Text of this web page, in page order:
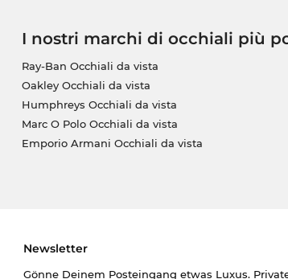
I nostri marchi di occhiali più
Ray-Ban Occhiali da vista
Oakley Occhiali da vista
Humphreys Occhiali da vista
Marc O Polo Occhiali da vista
Emporio Armani Occhiali da vista
Newsletter
Gönne Deinem Posteingang etwas Luxus.